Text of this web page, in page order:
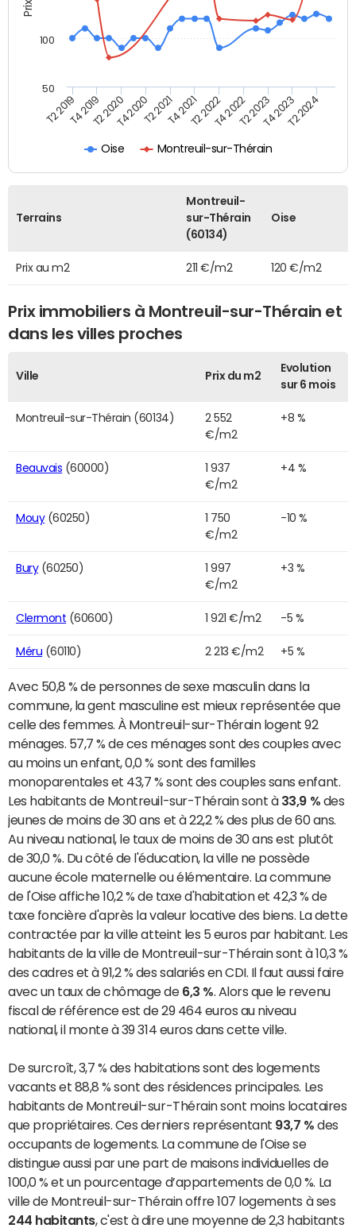
Oise Montreuil-sur-Thérain
T2 2019T4 2019T2 2020T4 2020T2 2021T4 2021T2 2022T4 2022T2 2023T4 2023T2 2024
50
100
Terrains
Montreuil-
sur-Thérain
(60134)
Oise
Prix au m2 211 €/m2 120 €/m2
Prix immobiliers à Montreuil-sur-Thérain et
dans les villes proches
Ville Prix du m2
Evolution
sur 6 mois
Montreuil-sur-Thérain (60134)
2 552
€/m2
+8 %
Beauvais (60000)
1 937
€/m2
+4 %
Mouy(60250)
1 750
€/m2
-10 %
Bury(60250)
1 997
€/m2
+3 %
Clermont (60600) 1 921 €/m2 -5 %
Méru (60110) 2 213 €/m2 +5 %
Avec 50,8 % de personnes de sexe masculin dans la
commune, la gent masculine est mieux représentée que
celle des femmes. À Montreuil-sur-Thérain logent 92
ménages. 57,7 % de ces ménages sont des couples avec
au moins un enfant, 0,0 % sont des familles
monoparentales et 43,7 % sont des couples sans enfant.
Les habitants de Montreuil-sur-Thérain sont à 33,9 % des
jeunes de moins de 30 ans et à 22,2 % des plus de 60 ans.
Au niveau national, le taux de moins de 30 ans est plutôt
de 30,0 %. Du côté de l'éducation, la ville ne possède
aucune école maternelle ou élémentaire. La commune
de l'Oise affiche 10,2 % de taxe d'habitation et 42,3 % de
taxe foncière d'après la valeur locative des biens. La dette
contractée par la ville atteint les 5 euros par habitant. Les
habitants de la ville de Montreuil-sur-Thérain sont à 10,3 %
des cadres et à 91,2 % des salariés en CDI. Il faut aussi faire
avec un taux de chômage de 6,3 %. Alors que le revenu
fiscal de référence est de 29 464 euros au niveau
national, il monte à 39 314 euros dans cette ville.
De surcroît, 3,7 % des habitations sont des logements
vacants et 88,8 % sont des résidences principales. Les
habitants de Montreuil-sur-Thérain sont moins locataires
que propriétaires. Ces derniers représentant 93,7 % des
occupants de logements. La commune de l'Oise se
distingue aussi par une part de maisons individuelles de
100,0 % et un pourcentage d’appartements de 0,0 %. La
ville de Montreuil-sur-Thérain offre 107 logements à ses
244 habitants, c'est à dire une moyenne de 2,3 habitants